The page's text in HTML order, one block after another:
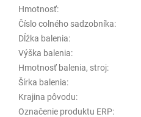
Hmotnosť:
Číslo colného sadzobníka:
Dĺžka balenia:
Výška balenia:
Hmotnosť balenia, stroj:
Šírka balenia:
Krajina pôvodu:
Označenie produktu ERP: